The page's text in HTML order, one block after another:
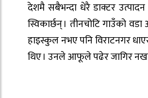
देशमै सबैभन्दा धेरै डाक्टर
स्विकार्छन् । तीनचोटि गाउँको
हाइस्कुल नभए पनि विराटनगर
थिए । उनले आफूले पढेर जागिर